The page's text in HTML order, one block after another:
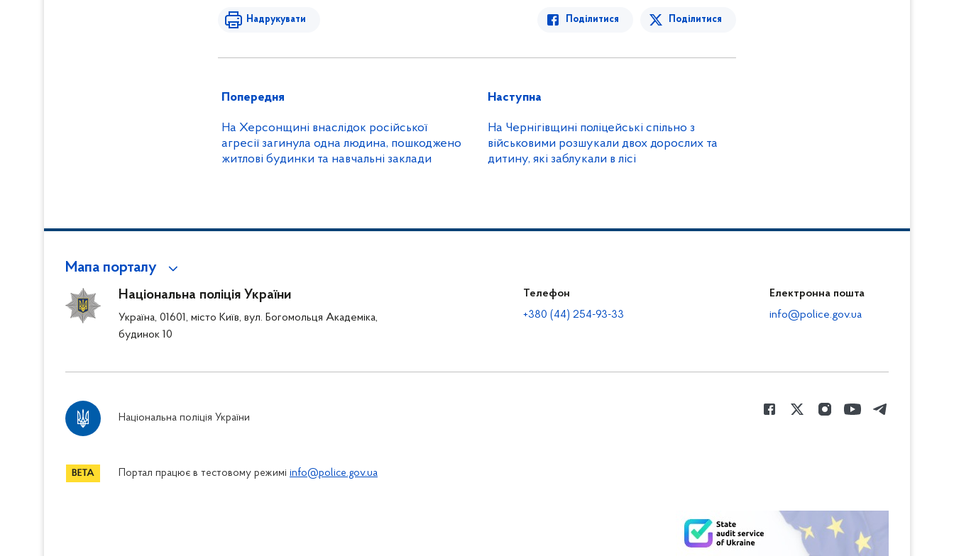
Надрукувати Поділитися Поділитися
Попередня
На Херсонщині внаслідок російської
агресії загинула одна людина, пошкоджено
житлові будинки та навчальні заклади
Наступна
На Чернігівщині поліцейські спільно з
військовими розшукали двох дорослих та
дитину, які заблукали в лісі
Мапа порталу
Національна поліція України
Україна, 01601, місто Київ, вул. Богомольця Академіка,
будинок 10
Телефон
+380 (44) 254-93-33
Електронна пошта
info@police.gov.ua
Національна поліція України
Портал працює в тестовому режимі info@police.gov.ua